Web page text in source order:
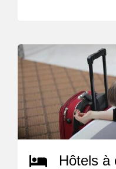
Hôtels à